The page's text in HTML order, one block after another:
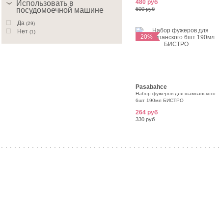
Использовать в
посудомоечной машине
Да (29)
Нет (1)
480 руб
600 руб
20%
Pasabahce
Набор фужеров для шампанского
6шт 190мл БИСТРО
264 руб
330 руб